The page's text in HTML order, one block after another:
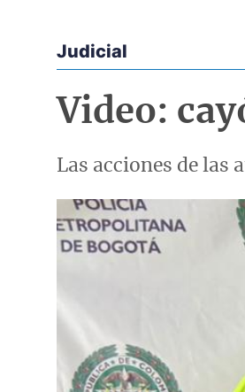
Econoticias y Eventos
Judicial
Video:
Las acciones de
Imagen